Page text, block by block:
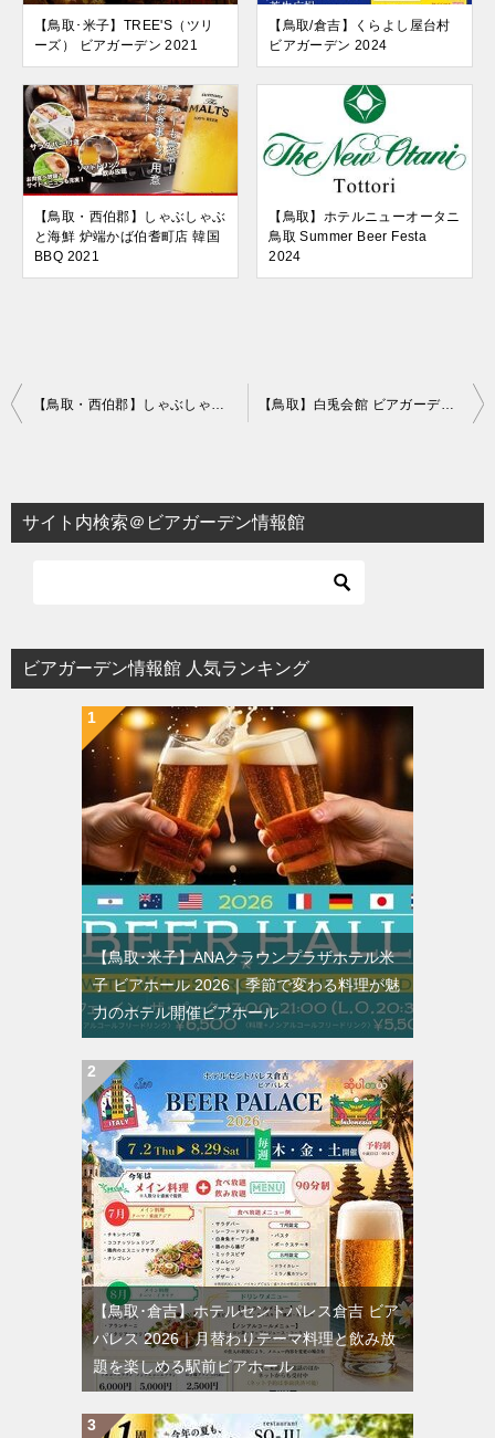
【鳥取･米子】TREE'S（ツリ
ーズ） ビアガーデン 2021
【鳥取/倉吉】くらよし屋台村
ビアガーデン 2024
【鳥取・西伯郡】しゃぶしゃぶ
と海鮮 炉端かば伯耆町店 韓国
BBQ 2021
【鳥取】ホテルニューオータニ
鳥取 Summer Beer Festa
2024
投
ビ
ゲ
ョ
ン
【鳥取・西伯郡】しゃぶしゃぶと海鮮 炉端かば伯耆町店 韓国BBQ 2021 【鳥取】白兎会館 ビアガーデン 2026｜氷点下ビールとBBQを楽しむ屋根付き屋外ビアガーデン
サイト内検索＠ビアガーデン情報館
ビアガーデン情報館 人気ランキング
【鳥取･米子】ANAクラウンプラザホテル米
子 ビアホール 2026｜季節で変わる料理が魅
力のホテル開催ビアホール
【鳥取･倉吉】ホテルセントパレス倉吉 ビア
パレス 2026｜月替わりテーマ料理と飲み放
題を楽しめる駅前ビアホール